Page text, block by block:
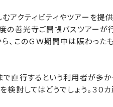
アクティビティやツアーを提供
の善光寺ご開帳バスツアーが
、このＧＷ期間中は賑わったも
直行するという利用者が多か
討してはどうでしょう。３０